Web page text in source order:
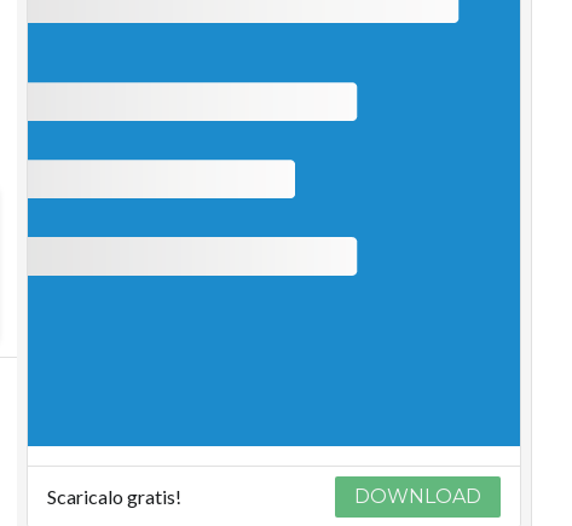
Scaricalo gratis! DOWNLOAD